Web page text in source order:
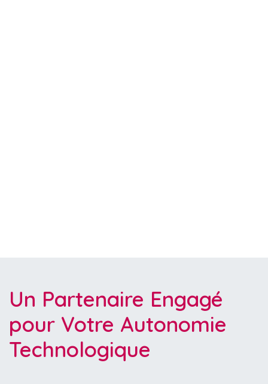
Un Partenaire Engagé
pour Votre Autonomie
Technologique